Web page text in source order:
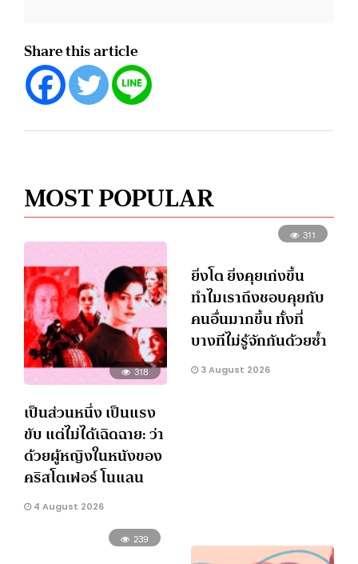
Share this article
MOST POPULAR
318
เป็นส่วนหนึ่ง เป็นแรง
ขับ แต่ไม่ได้เฉิดฉาย: ว่า
ด้วยผู้หญิงในหนังของ
คริสโตเฟอร์ โนแลน
4 August 2026
311
ยิ่งโต ยิ่งคุยเก่งขึ้น
ทำไมเราถึงชอบคุยกับ
คนอื่นมากขึ้น ทั้งที่
บางทีไม่รู้จักกันด้วยซ้ำ
3 August 2026
239